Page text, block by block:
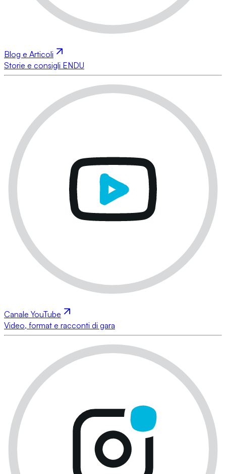
Blog e Articoli
Storie e consigli ENDU
Canale YouTube
Video, format e racconti di gara